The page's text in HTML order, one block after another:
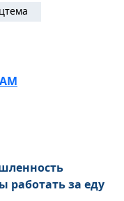
работать за еду